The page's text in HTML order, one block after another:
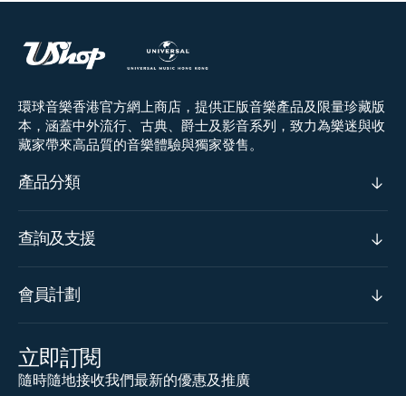
環球音樂香港官方網上商店，提供正版音樂產品及限量珍藏版
本，涵蓋中外流行、古典、爵士及影音系列，致力為樂迷與收
藏家帶來高品質的音樂體驗與獨家發售。
產品分類
查詢及支援
會員計劃
立即訂閱
隨時隨地接收我們最新的優惠及推廣